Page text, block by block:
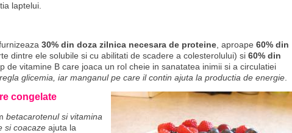
laptelui.
30% din doza zilnica necesara de proteine , aproape 60% din
dintre ele solubile si cu abilitati de scadere a colesterolului) si 60% din
de vitamine B care joaca un rol cheie in sanatatea inimii si a circulatiei
regla glicemia, iar manganul pe care il contin ajuta la productia de energie
congelate
betacarotenul si vitamina
si coacaze ajuta la